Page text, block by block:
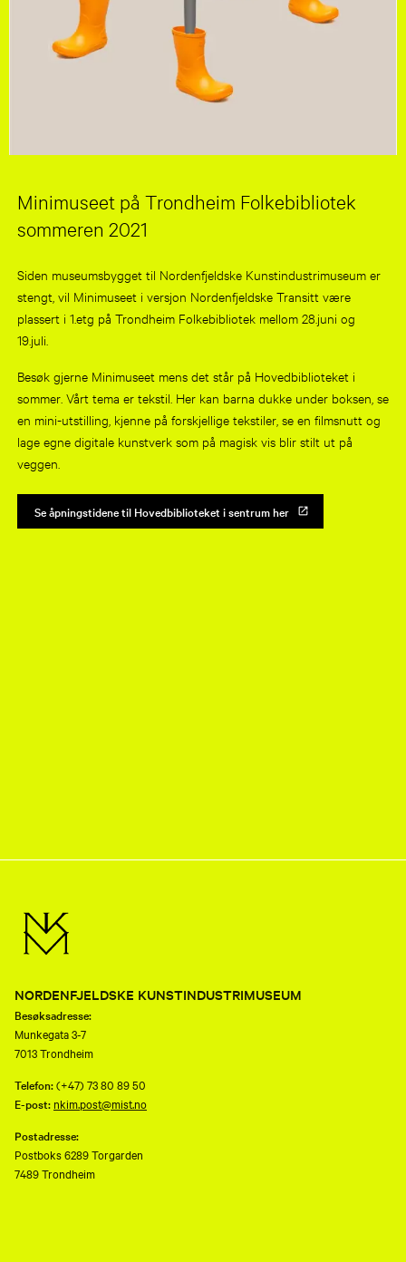
Minimuseet på Trondheim Folkebibliotek
sommeren 2021
Siden museumsbygget til Nordenfjeldske Kunstindustrimuseum er
stengt, vil Minimuseet i versjon Nordenfjeldske Transitt være
plassert i 1.etg på Trondheim Folkebibliotek mellom 28.juni og
19.juli.
Besøk gjerne Minimuseet mens det står på Hovedbiblioteket i
sommer. Vårt tema er tekstil. Her kan barna dukke under boksen, se
en mini-utstilling, kjenne på forskjellige tekstiler, se en filmsnutt og
lage egne digitale kunstverk som på magisk vis blir stilt ut på
veggen.
Se åpningstidene til Hovedbiblioteket i sentrum her
NORDENFJELDSKE KUNSTINDUSTRIMUSEUM
Besøksadresse:
Munkegata 3-7
7013 Trondheim
Telefon:(+47) 73 80 89 50
E-post: nkim.post@mist.no
Postadresse:
Postboks 6289 Torgarden
7489 Trondheim